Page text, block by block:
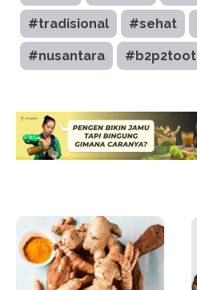
#tradisional #sehat
#nusantara #b2p2toot